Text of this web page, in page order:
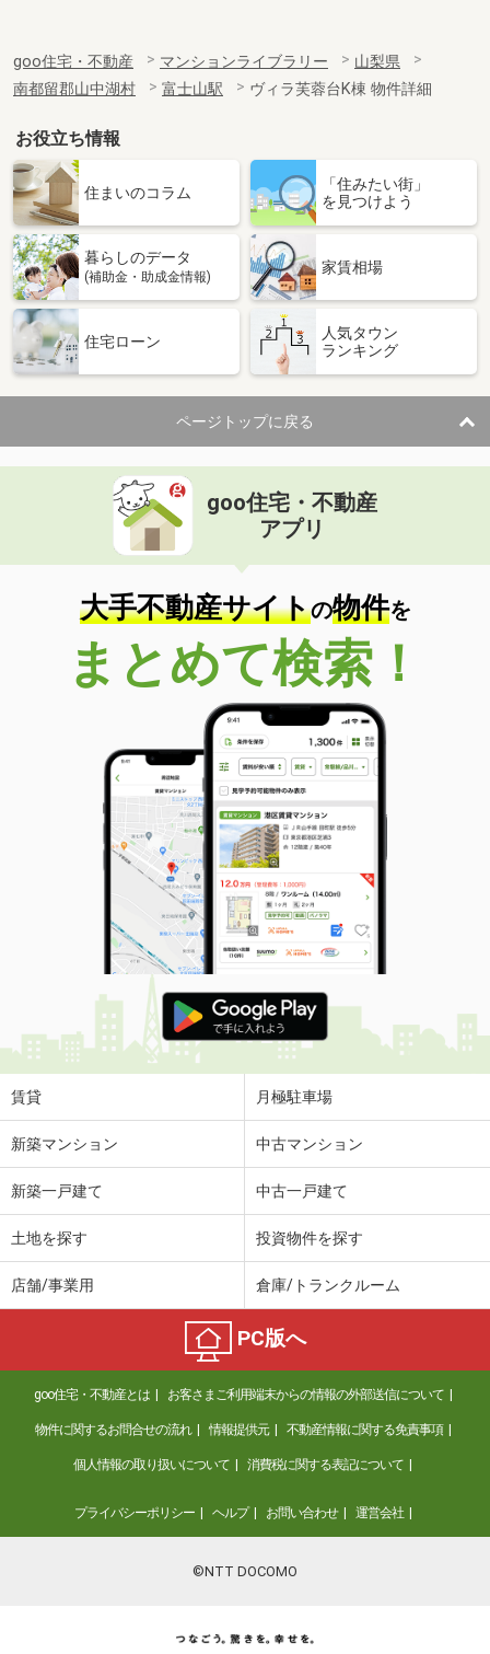
goo住宅・不動産 マンションライブラリー
山梨県
南都留郡山中湖村
富士山駅 ヴィラ芙蓉台K棟 物件詳細
お役立ち情報
住まいのコラム
「住みたい街」
を見つけよう
暮らしのデータ
(補助金・助成金情報)
家賃相場
住宅ローン
人気タウン
ランキング
ページトップに戻る
goo住宅・不動産
アプリ
大手不動産サイトの物件を
まとめて検索！
賃貸 月極駐車場
新築マンション 中古マンション
新築一戸建て 中古一戸建て
土地を探す 投資物件を探す
店舗/事業用 倉庫/トランクルーム
PC版へ
goo住宅・不動産とは お客さまご利用端末からの情報の外部送信について
物件に関するお問合せの流れ 情報提供元 不動産情報に関する免責事項
個人情報の取り扱いについて 消費税に関する表記について
プライバシーポリシー ヘルプ お問い合わせ 運営会社
©NTT DOCOMO